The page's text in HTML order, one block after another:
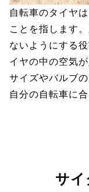
自転車のタイヤ
ことを指します
ないようにする
イヤの中の空気
サイズやバルブ
自分の自転車に
サイ